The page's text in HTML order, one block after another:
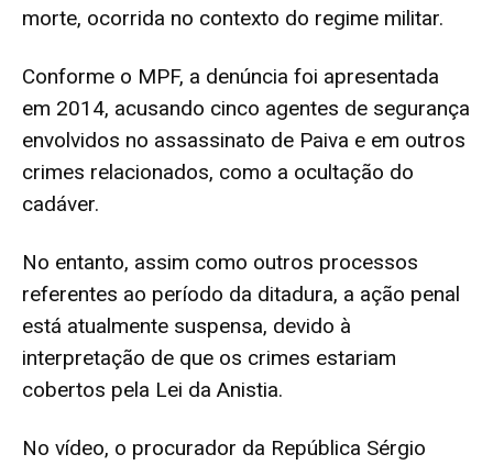
morte, ocorrida no contexto do regime militar.
Conforme o MPF, a denúncia foi apresentada
em 2014, acusando cinco agentes de segurança
envolvidos no assassinato de Paiva e em outros
crimes relacionados, como a ocultação do
cadáver.
No entanto, assim como outros processos
referentes ao período da ditadura, a ação penal
está atualmente suspensa, devido à
interpretação de que os crimes estariam
cobertos pela Lei da Anistia.
No vídeo, o procurador da República Sérgio